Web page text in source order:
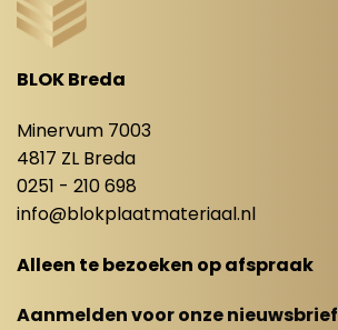
BLOK Breda
Minervum 7003
4817 ZL Breda
0251 - 210 698
info@blokplaatmateriaal.nl
Alleen te bezoeken op afspraak
Aanmelden voor onze nieuwsbrief